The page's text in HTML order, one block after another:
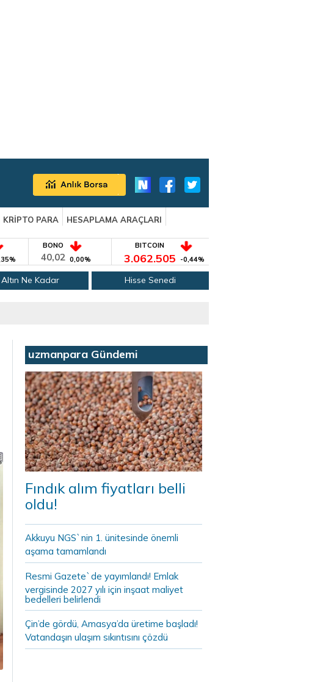
KRİPTO PARA
HESAPLAMA ARAÇLARI
BONO
40,02 0,00%
BITCOIN
3.062.505 -0,44%
Altın Ne Kadar Hisse Senedi
uzmanpara Gündemi
Fındık alım fiyatları belli
oldu!
Akkuyu NGS`nin 1. ünitesinde önemli
aşama tamamlandı
Resmi Gazete`de yayımlandı! Emlak
vergisinde 2027 yılı için inşaat maliyet
bedelleri belirlendi
Çin’de gördü, Amasya’da üretime başladı!
Vatandaşın ulaşım sıkıntısını çözdü